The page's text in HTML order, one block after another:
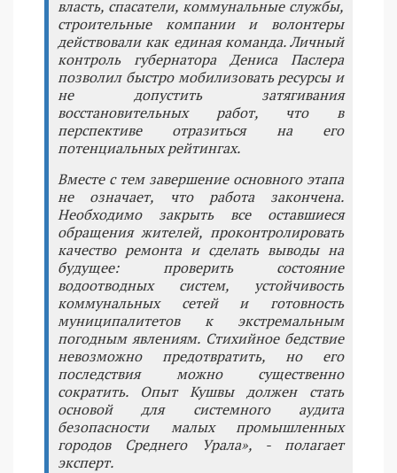
власть, спасатели, коммунальные службы,
строительные компании и волонтеры
действовали как единая команда. Личный
контроль губернатора Дениса Паслера
позволил быстро мобилизовать ресурсы и
не допустить затягивания
восстановительных работ, что в
перспективе отразиться на его
потенциальных рейтингах.
Вместе с тем завершение основного этапа
не означает, что работа закончена.
Необходимо закрыть все оставшиеся
обращения жителей, проконтролировать
качество ремонта и сделать выводы на
будущее: проверить состояние
водоотводных систем, устойчивость
коммунальных сетей и готовность
муниципалитетов к экстремальным
погодным явлениям. Стихийное бедствие
невозможно предотвратить, но его
последствия можно существенно
сократить. Опыт Кушвы должен стать
основой для системного аудита
безопасности малых промышленных
городов Среднего Урала», - полагает
эксперт.